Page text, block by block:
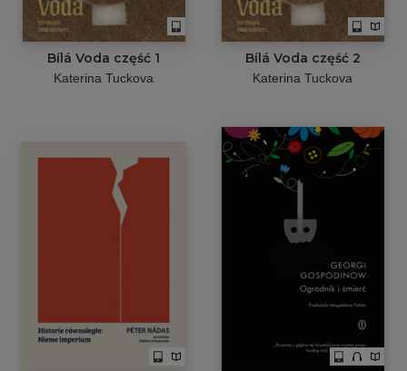
Bílá Voda część 1
Katerina Tuckova
Bílá Voda część 2
Katerina Tuckova